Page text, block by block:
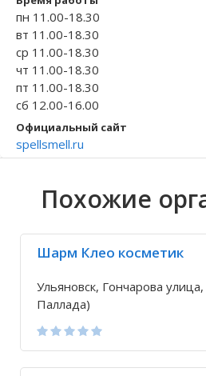
Волгоградская область
Кировоградская область
Восточно-Казахстанская
Архангельское
пн 11.00-18.30
вт 11.00-18.30
ср 11.00-18.30
чт 11.00-18.30
пт 11.00-18.30
сб 12.00-16.00
Официальный сайт
spellsmell.ru
Исправить неточность
Похожие
Шарм Клео косметик
Ульяновск, Гончарова
Паллада)